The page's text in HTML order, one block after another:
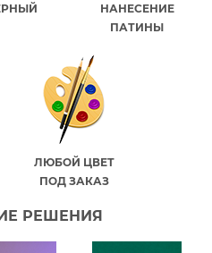
НАНЕСЕНИЕ
ПАТИНЫ
ЛЮБОЙ ЦВЕТ
ПОД ЗАКАЗ
РЕШЕНИЯ